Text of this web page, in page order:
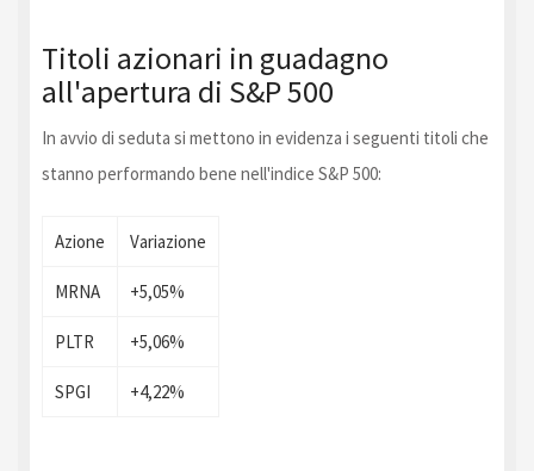
Titoli azionari in guadagno
all'apertura di S&P 500
In avvio di seduta si mettono in evidenza i seguenti titoli che
stanno performando bene nell'indice S&P 500:
Azione Variazione
MRNA +5,05%
PLTR +5,06%
SPGI +4,22%